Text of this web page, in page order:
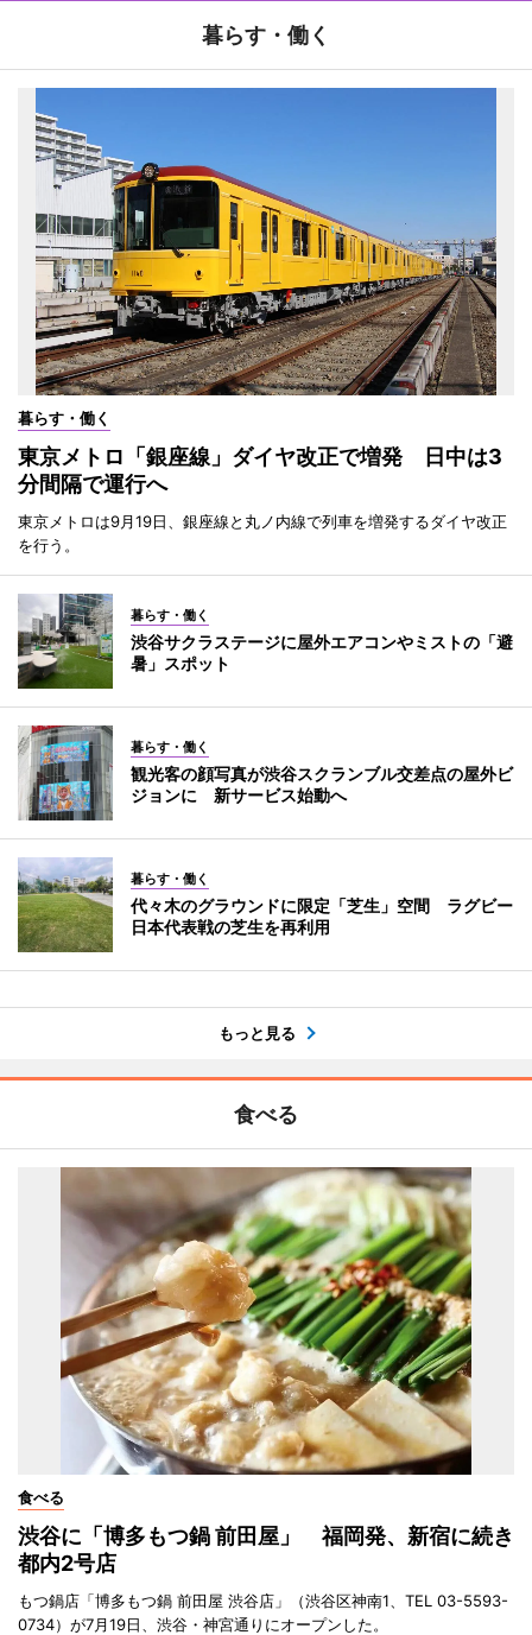
暮らす・働く
暮らす・働く
東京メトロ「銀座線」ダイヤ改正で増発 日中は3
分間隔で運行へ
東京メトロは9月19日、銀座線と丸ノ内線で列車を増発するダイヤ改正
を行う。
暮らす・働く
渋谷サクラステージに屋外エアコンやミストの「避
暑」スポット
暮らす・働く
観光客の顔写真が渋谷スクランブル交差点の屋外ビ
ジョンに 新サービス始動へ
暮らす・働く
代々木のグラウンドに限定「芝生」空間 ラグビー
日本代表戦の芝生を再利用
もっと見る
食べる
食べる
渋谷に「博多もつ鍋 前田屋」 福岡発、新宿に続き
都内2号店
もつ鍋店「博多もつ鍋 前田屋 渋谷店」（渋谷区神南1、TEL 03-5593-
0734）が7月19日、渋谷・神宮通りにオープンした。